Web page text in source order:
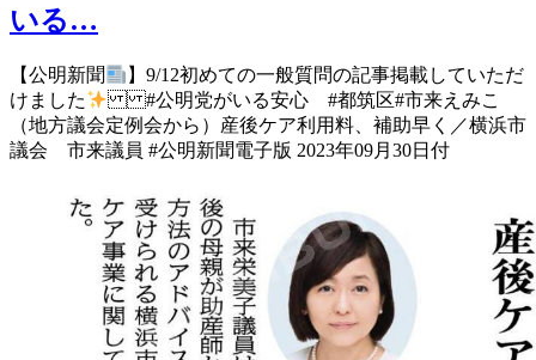
いる…
【公明新聞
】 9/12初めての 一般質問の記事掲載して いただ
けました
#公明党がいる安心 #都筑区 #市来えみこ
（地方議会定例会から）産後ケア利用料、補助早く／横浜市
議会 市来議員 #公明新聞電子版 2023年09月30日付